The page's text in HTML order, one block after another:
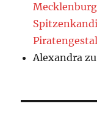
Alexandra